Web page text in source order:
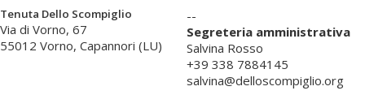
Tenuta Dello Scompiglio
Via di Vorno, 67
55012 Vorno, Capannori (LU)
--
Segreteria amministrativa
Salvina Rosso
+39 338 7884145
salvina@delloscompiglio.org